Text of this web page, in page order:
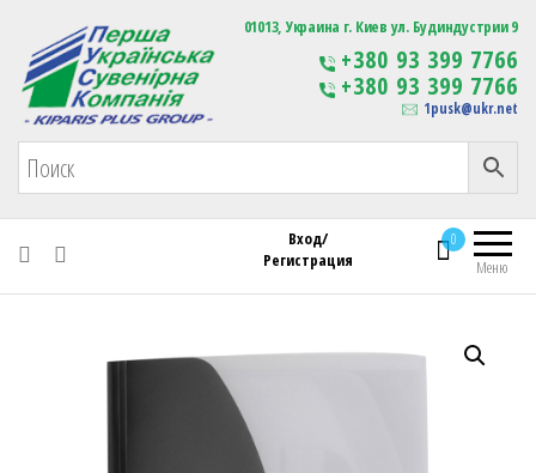
Первая Украинская Сувенирная Компания Изготовление
сувенирной продукции
с логотипом
01013, Украина г. Киев ул. Будиндустрии 9
+380 93 399 7766
+380 93 399 7766
1pusk@ukr.net
Меню
0
Вход/
Регистрация